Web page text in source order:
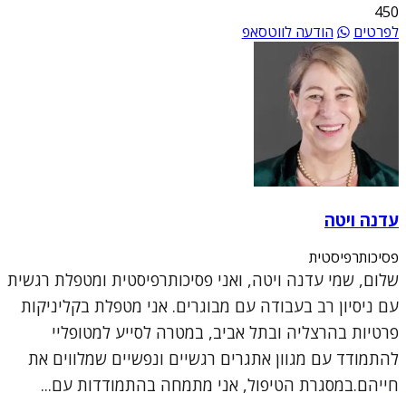
450
לפרטים
הודעה לווטסאפ
עדנה ויטה
פסיכותרפיסטית
שלום, שמי עדנה ויטה, ואני פסיכותרפיסטית ומטפלת רגשית
עם ניסיון רב בעבודה עם מבוגרים. אני מטפלת בקליניקות
פרטיות בהרצליה ובתל אביב, במטרה לסייע למטופליי
להתמודד עם מגוון אתגרים רגשיים ונפשיים שמלווים את
חייהם.במסגרת הטיפול, אני מתמחה בהתמודדות עם...